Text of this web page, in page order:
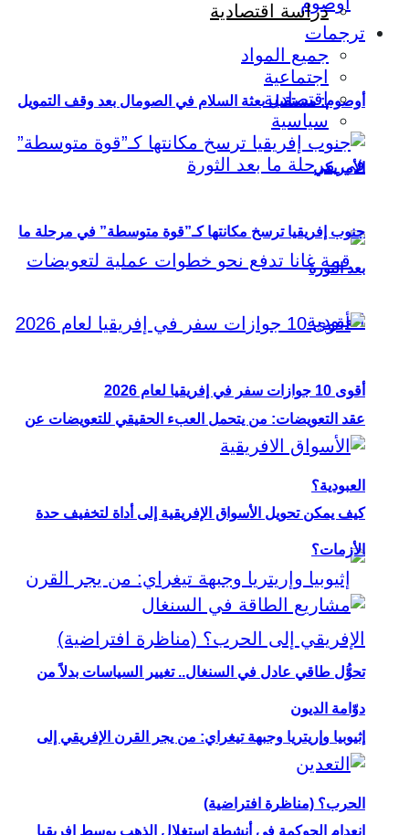
أوصوم: مستقبل بعثة السلام في الصومال بعد وقف التمويل
الأمريكي
عقد التعويضات: من يتحمل العبء الحقيقي للتعويضات عن
العبودية؟
إثيوبيا وإريتريا وجبهة تيغراي: من يجر القرن الإفريقي إلى
الحرب؟ (مناظرة افتراضية)
دراسة اقتصادية
ترجمات
جميع المواد
اجتماعية
اقتصادية
سياسية
جنوب إفريقيا ترسخ مكانتها كـ”قوة متوسطة” في مرحلة ما
بعد الثورة
أقوى 10 جوازات سفر في إفريقيا لعام 2026
كيف يمكن تحويل الأسواق الإفريقية إلى أداة لتخفيف حدة
الأزمات؟
تحوُّل طاقي عادل في السنغال.. تغيير السياسات بدلاً من
دوّامة الديون
انعدام الحوكمة في أنشطة استغلال الذهب بوسط إفريقيا